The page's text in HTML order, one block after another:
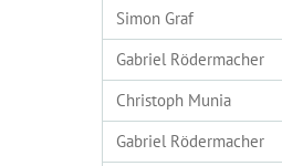
Simon Graf
Gabriel Rödermacher
Christoph Munia
Gabriel Rödermacher